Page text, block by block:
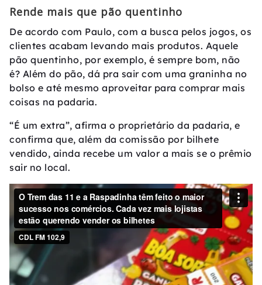
Rende mais que pão quentinho
De acordo com Paulo, com a busca pelos jogos, os
clientes acabam levando mais produtos. Aquele
pão quentinho, por exemplo, é sempre bom, não
é? Além do pão, dá pra sair com uma graninha no
bolso e até mesmo aproveitar para comprar mais
coisas na padaria.
“É um extra”, afirma o proprietário da padaria, e
confirma que, além da comissão por bilhete
vendido, ainda recebe um valor a mais se o prêmio
sair no local.